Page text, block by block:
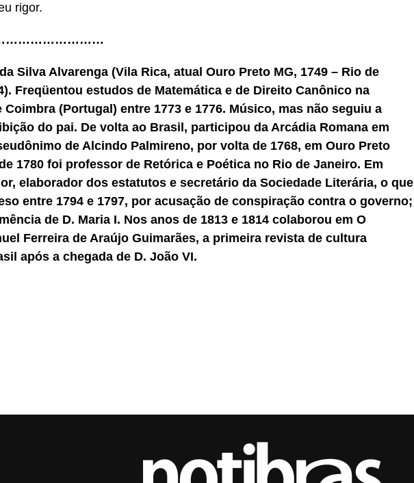
rigor.
Silva Alvarenga (Vila Rica, atual Ouro Preto MG, 1749 – Rio de
Freqüentou estudos de Matemática e de Direito Canônico na
Coimbra (Portugal) entre 1773 e 1776. Músico, mas não seguiu a
do pai. De volta ao Brasil, participou da Arcádia Romana em
de Alcindo Palmireno, por volta de 1768, em Ouro Preto
1780 foi professor de Retórica e Poética no Rio de Janeiro. Em
elaborador dos estatutos e secretário da Sociedade Literária, o que
entre 1794 e 1797, por acusação de conspiração contra o governo;
de D. Maria I. Nos anos de 1813 e 1814 colaborou em O
Ferreira de Araújo Guimarães, a primeira revista de cultura
após a chegada de D. João VI.